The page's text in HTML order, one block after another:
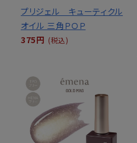
プリジェル キューティクル
オイル 三角ＰＯＰ
375円 (税込)